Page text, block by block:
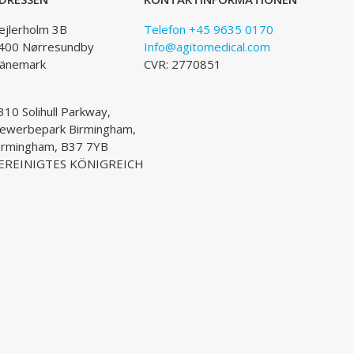
3B
Nørresundby
Solihull Parkway,
Birmingham,
B37 7YB
KÖNIGREICH
Telefon +45 9635 0170
Info@agitomedical.com
CVR: 2770851